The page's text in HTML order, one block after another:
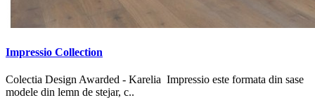
Impressio Collection
Colectia Design Awarded - Karelia Impressio este formata din sase
modele din lemn de stejar, c..